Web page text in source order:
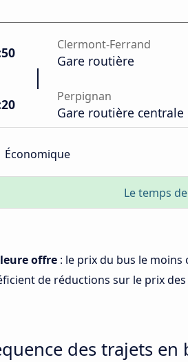
Clermont-Ferrand
Gare routière
Perpignan
Gare routière centrale
Économique
Le temps
offre : le prix du bus le
de réductions sur le prix
des trajets